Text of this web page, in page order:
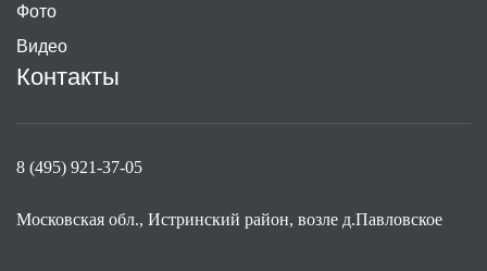
Фото
Видео
Контакты
8 (495) 921-37-05
Московская обл., Истринский район, возле д.Павловское